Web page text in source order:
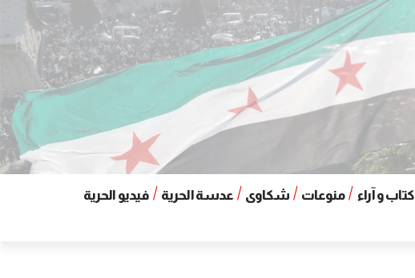
كتاب و آراء منوعات شكاوى عدسة الحرية
فيديو الحرية